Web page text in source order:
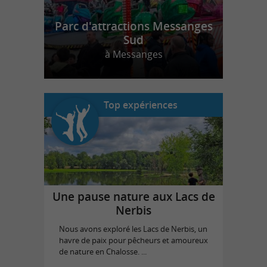
Parc d'attractions Messanges
Sud
à Messanges
Top expériences
Une pause nature aux Lacs de
Nerbis
Nous avons exploré les Lacs de Nerbis, un
havre de paix pour pêcheurs et amoureux
de nature en Chalosse. ...